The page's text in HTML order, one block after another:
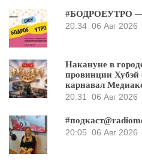
#БОДРОЕУТРО
20:34 06 Авг 2026
Накануне в
провинции Хубэй
карнавал
20:31
06 Авг 2026
20:05 06 Авг 2026